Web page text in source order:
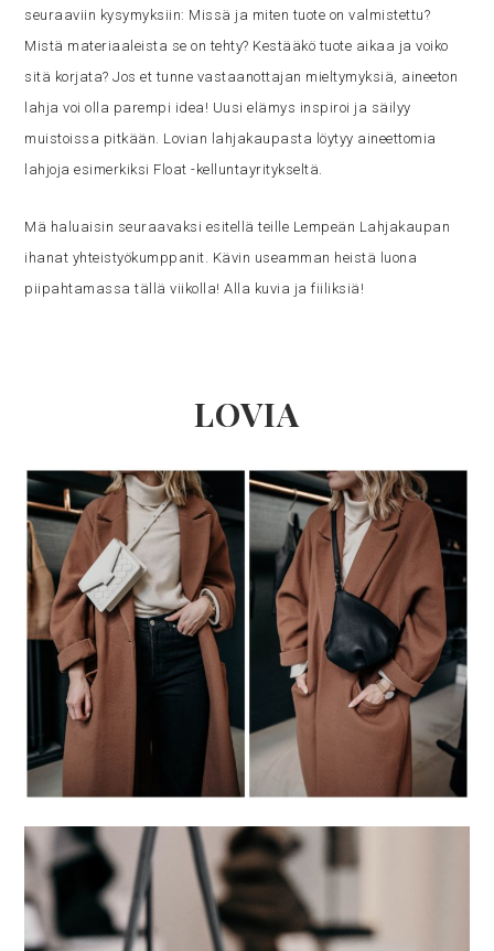
seuraaviin kysymyksiin: Missä ja miten tuote on valmistettu?
Mistä materiaaleista se on tehty? Kestääkö tuote aikaa ja voiko
sitä korjata? Jos et tunne vastaanottajan mieltymyksiä, aineeton
lahja voi olla parempi idea! Uusi elämys inspiroi ja säilyy
muistoissa pitkään. Lovian lahjakaupasta löytyy aineettomia
lahjoja esimerkiksi Float -kelluntayritykseltä.
Mä haluaisin seuraavaksi esitellä teille Lempeän Lahjakaupan
ihanat yhteistyökumppanit. Kävin useamman heistä luona
piipahtamassa tällä viikolla! Alla kuvia ja fiiliksiä!
LOVIA